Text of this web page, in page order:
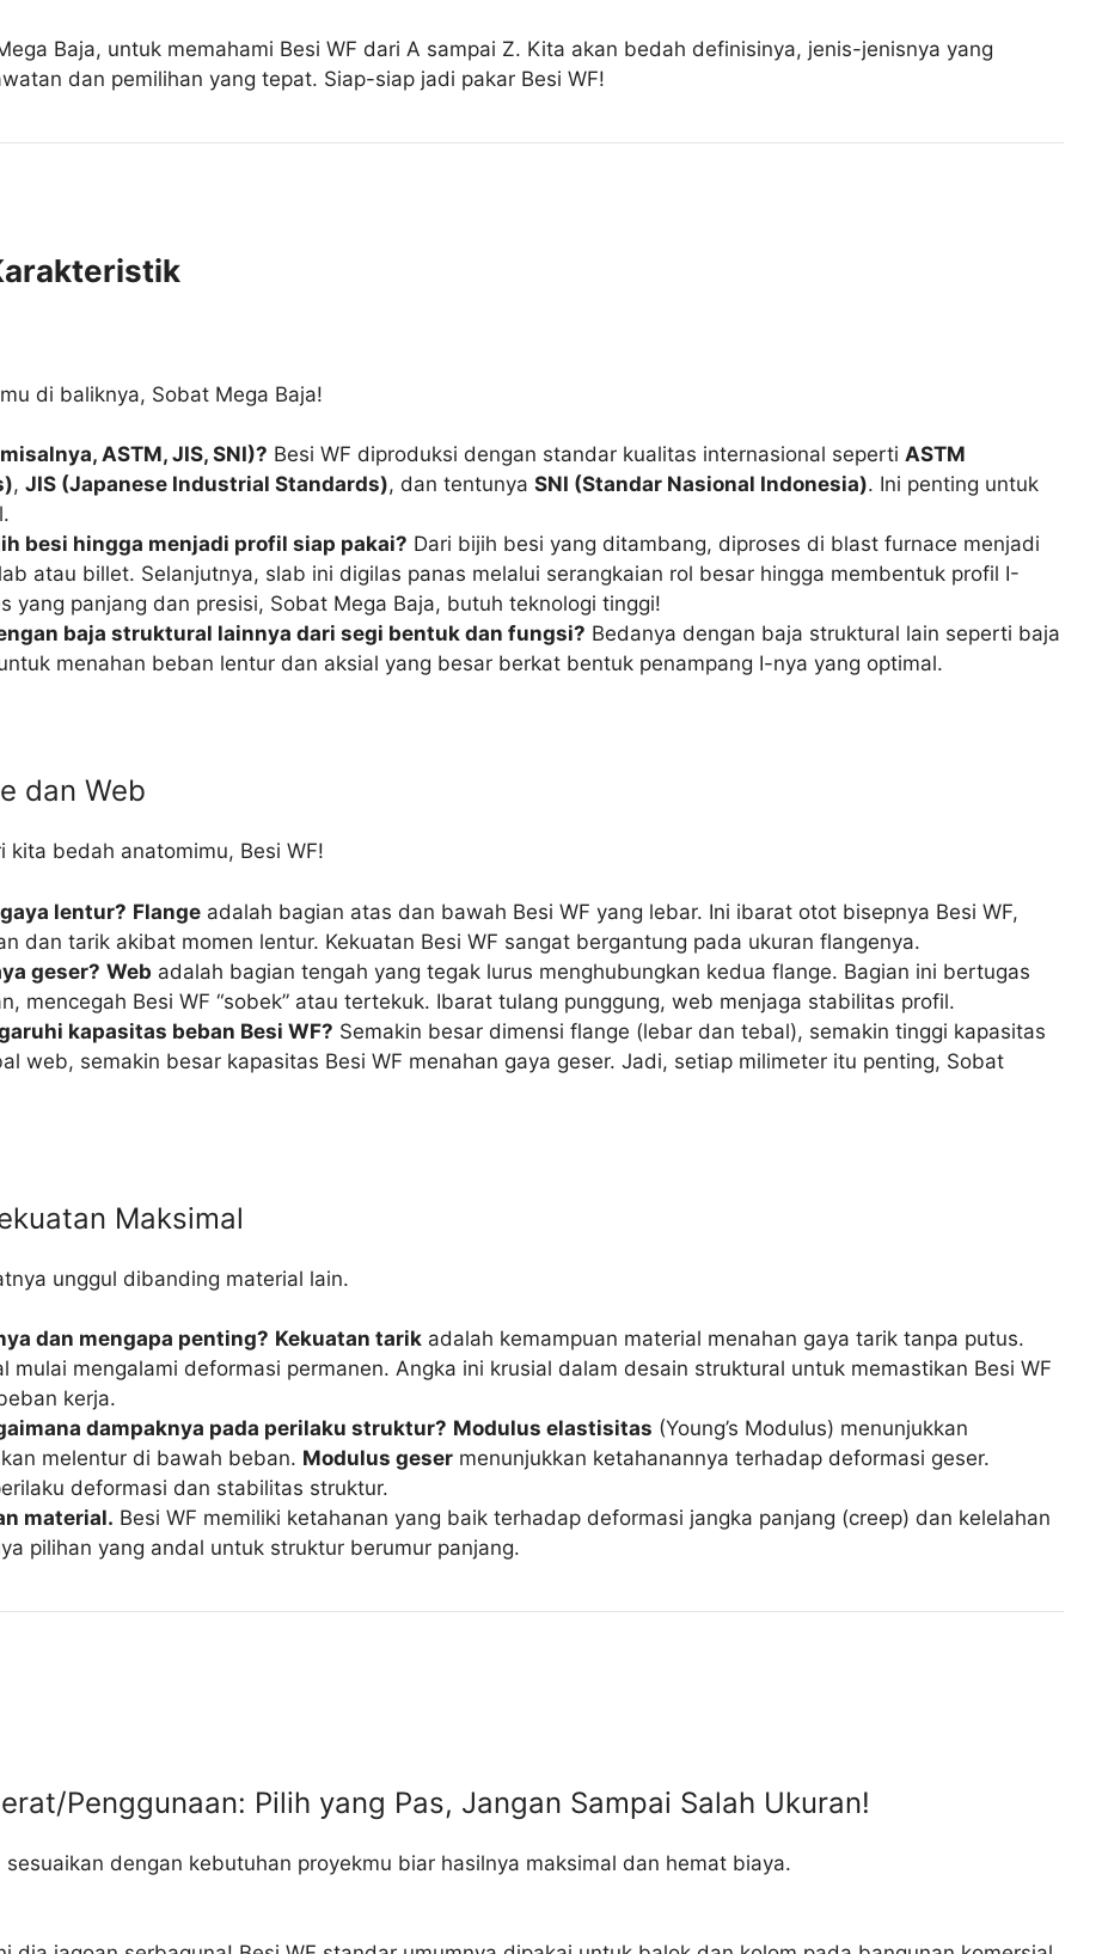
Baja, untuk memahami Besi WF dari A sampai Z. Kita akan bedah definisinya, jenis-jenisnya yang
dan pemilihan yang tepat. Siap-siap jadi pakar Besi WF!
di baliknya, Sobat Mega Baja!
ASTM, JIS, SNI)? Besi WF diproduksi dengan standar kualitas internasional sepertiASTM
,JIS (Japanese Industrial Standards), dan tentunyaSNI (Standar Nasional Indonesia). Ini penting untuk
besi hingga menjadi profil siap pakai? Dari bijih besi yang ditambang, diproses di blast furnace menjadi
atau billet. Selanjutnya, slab ini digilas panas melalui serangkaian rol besar hingga membentuk profil I-
yang panjang dan presisi, Sobat Mega Baja, butuh teknologi tinggi!
baja struktural lainnya dari segi bentuk dan fungsi? Bedanya dengan baja struktural lain seperti baja
menahan beban lentur dan aksial yang besar berkat bentuk penampang I-nya yang optimal.
dan Web
kita bedah anatomimu, Besi WF!
lentur? Flange adalah bagian atas dan bawah Besi WF yang lebar. Ini ibarat otot bisepnya Besi WF,
dan tarik akibat momen lentur. Kekuatan Besi WF sangat bergantung pada ukuran flangenya.
geser? Web adalah bagian tengah yang tegak lurus menghubungkan kedua flange. Bagian ini bertugas
mencegah Besi WF “sobek” atau tertekuk. Ibarat tulang punggung, web menjaga stabilitas profil.
kapasitas beban Besi WF? Semakin besar dimensi flange (lebar dan tebal), semakin tinggi kapasitas
web, semakin besar kapasitas Besi WF menahan gaya geser. Jadi, setiap milimeter itu penting, Sobat
Maksimal
unggul dibanding material lain.
dan mengapa penting? Kekuatan tarik adalah kemampuan material menahan gaya tarik tanpa putus.
mulai mengalami deformasi permanen. Angka ini krusial dalam desain struktural untuk memastikan Besi WF
kerja.
dampaknya pada perilaku struktur? Modulus elastisitas (Young’s Modulus) menunjukkan
melentur di bawah beban. Modulus geser menunjukkan ketahanannya terhadap deformasi geser.
deformasi dan stabilitas struktur.
material. Besi WF memiliki ketahanan yang baik terhadap deformasi jangka panjang (creep) dan kelelahan
pilihan yang andal untuk struktur berumur panjang.
Penggunaan: Pilih yang Pas, Jangan Sampai Salah Ukuran!
dengan kebutuhan proyekmu biar hasilnya maksimal dan hemat biaya.